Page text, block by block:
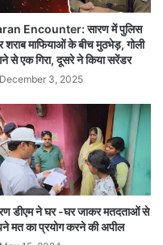
Encounter: सारण में पुलिस
शराब माफियाओं के बीच मुठभेड़, गोली
से एक गिरा, दूसरे ने किया सरेंडर
December 3, 2025
डीएम ने घर -घर जाकर मतदताओं से
मत का प्रयोग करने की अपील